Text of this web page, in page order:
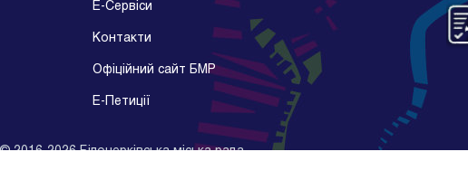
E-Cервіси
Контакти
Офіційний сайт БМР
E-Петиції
©2016-2026Білоцерківська міська рада